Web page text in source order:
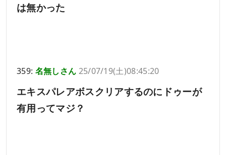
は無かった
359: 名無しさん 25/07/19(土)08:45:20
エキスパレアボスクリアするのにドゥーが
有用ってマジ？